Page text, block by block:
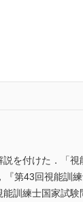
を付けた．「視
『第43回視能訓
訓練士国家試験